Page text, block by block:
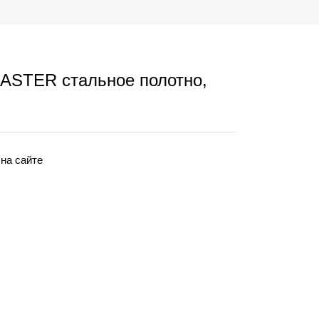
стальное полотно,
сайте